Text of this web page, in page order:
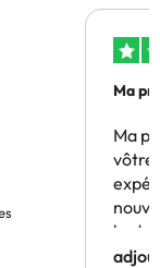
Ma
Ma
vôtre